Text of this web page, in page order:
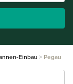
Einbau Pegau